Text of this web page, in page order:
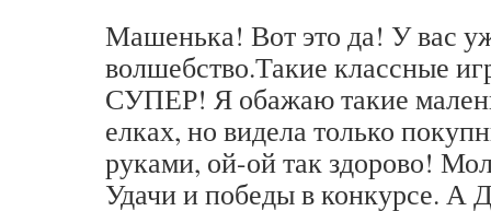
Машенька! Вот это да! У вас
волшебство.Такие классные
СУПЕР! Я обажаю такие
елках, но видела только
руками, ой-ой так здорово!
Удачи и победы в конкурсе. А